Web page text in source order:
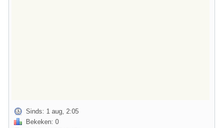
Sinds: 1 aug, 2:05
Bekeken: 0